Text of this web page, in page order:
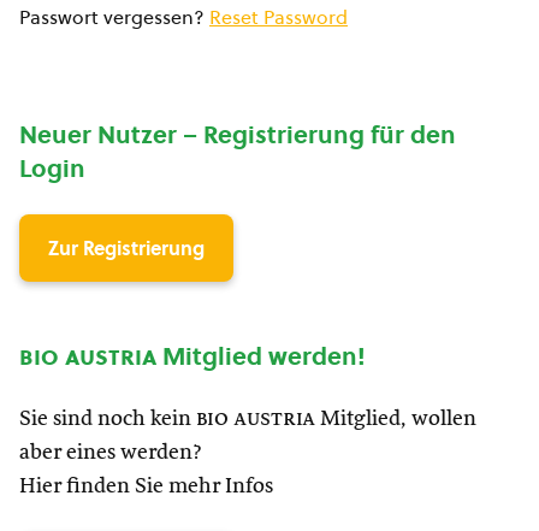
Passwort vergessen? Reset Password
Neuer Nutzer – Registrierung für den
Login
Zur Registrierung
bio austria Mitglied werden!
Sie sind noch kein bio austria Mitglied, wollen
aber eines werden?
Hier finden Sie mehr Infos